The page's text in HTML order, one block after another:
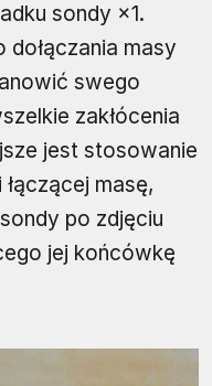
sondy ×1.
dołączania masy
swego
zakłócenia
jest stosowanie
masę,
po zdjęciu
jej końcówkę